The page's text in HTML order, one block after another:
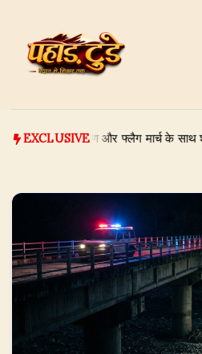
content
EXCLUSIVE
संरक्षण और फ्लैग मार्च के साथ शानदार जश्न